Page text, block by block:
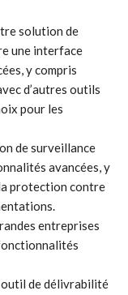
solution de
une interface
y compris
d’autres outils
pour les
de surveillance
avancées, y
protection contre
entreprises
de délivrabilité